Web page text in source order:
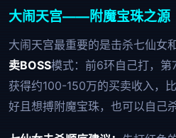
大闹天宫——附魔宝珠之源
大闹天宫最重要的是击杀七仙女
卖BOSS模式：前6环自己打，第
获得约100-150万的买卖收入，
好且想搏附魔宝珠，也可以自己杀